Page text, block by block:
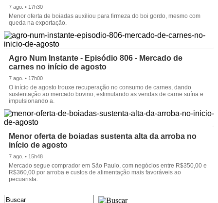
7 ago. • 17h30
Menor oferta de boiadas auxiliou para firmeza do boi gordo, mesmo com
queda na exportação.
Agro Num Instante - Episódio 806 - Mercado de
carnes no início de agosto
7 ago. • 17h00
O início de agosto trouxe recuperação no consumo de carnes, dando
sustentação ao mercado bovino, estimulando as vendas de carne suína e
impulsionando a.
Menor oferta de boiadas sustenta alta da arroba no
início de agosto
7 ago. • 15h48
Mercado segue comprador em São Paulo, com negócios entre R$350,00 e
R$360,00 por arroba e custos de alimentação mais favoráveis ao
pecuarista.